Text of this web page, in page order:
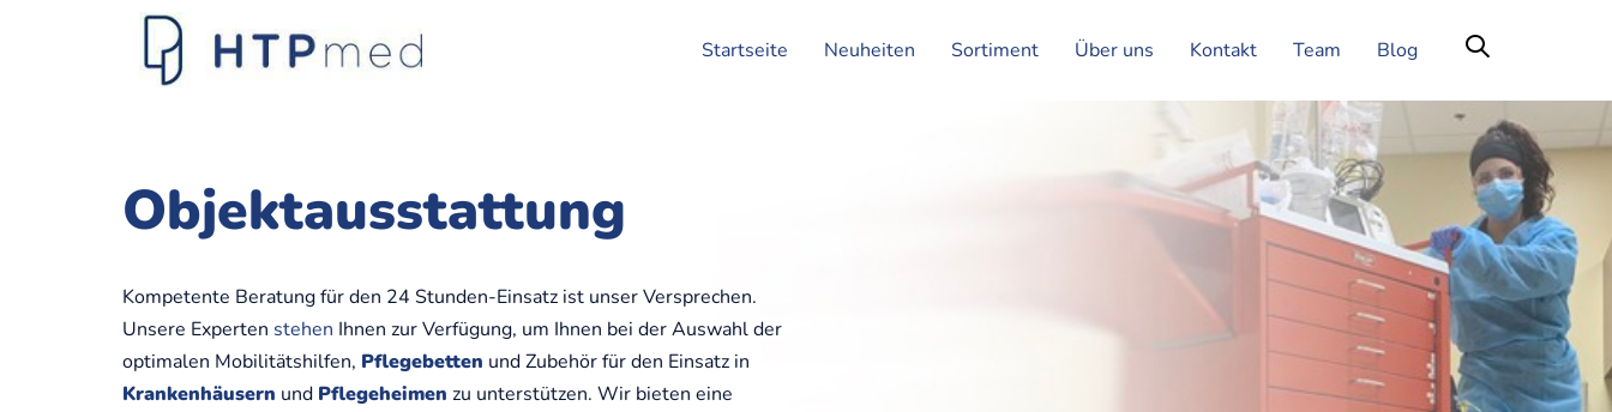
Startseite Neuheiten Sortiment Über uns Kontakt Team Blog
Objektausstattung
Kompetente Beratung für den 24 Stunden-Einsatz ist unser Versprechen.
Unsere Experten stehen Ihnen zur Verfügung, um Ihnen bei der Auswahl der
optimalen Mobilitätshilfen, Pflegebetten und Zubehör für den Einsatz in
Krankenhäusern und Pflegeheimen zu unterstützen. Wir bieten eine